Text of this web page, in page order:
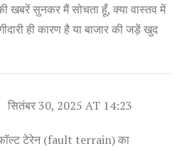
खबरें सुनकर मैं सोचता हूँ, क्या वास्तव में
ही कारण है या बाजार की जड़ें खुद
सितंबर 30, 2025 AT 14:23
टेरेन (fault terrain) का